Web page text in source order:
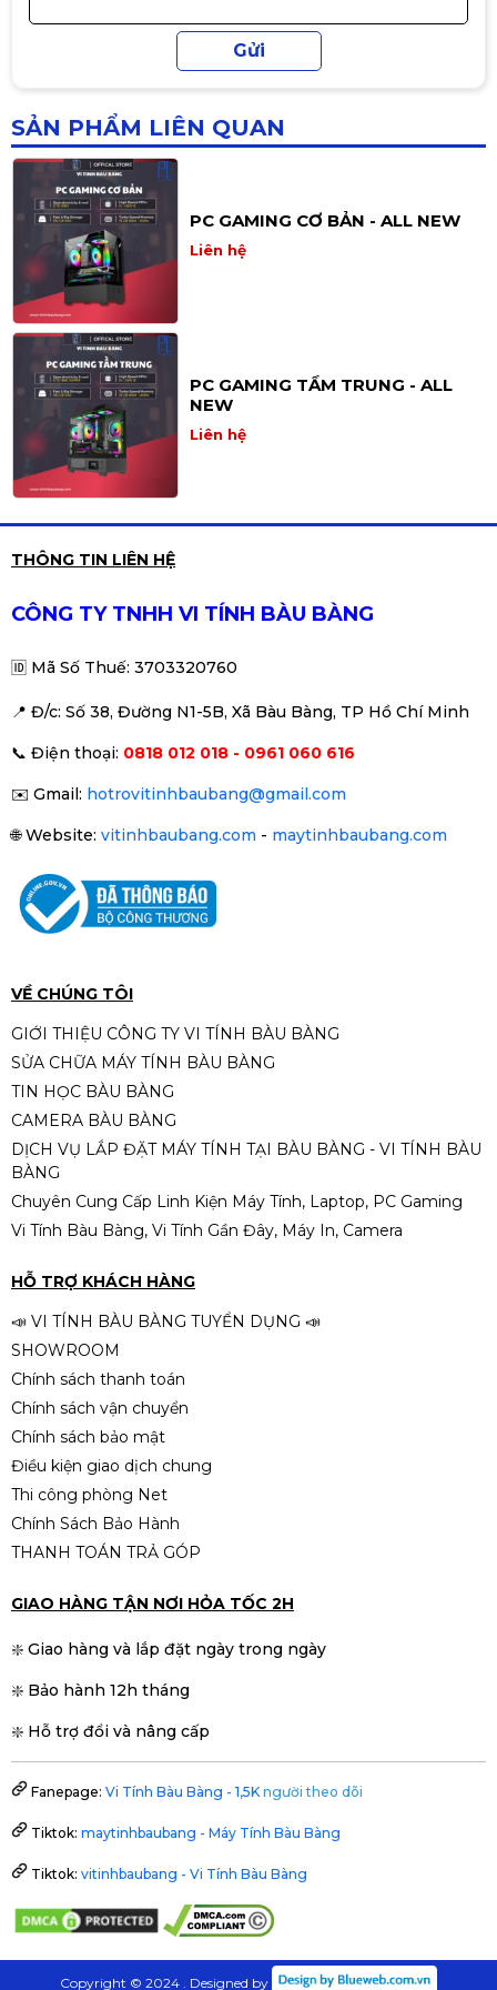
SẢN PHẨM LIÊN QUAN
PC H410 – i3-10100F | RAM 16GB |
SSD 256GB | Nguồn 500W – Cấu
hình tối ưu cho làm việc & giải trí
Liên hệ
PC GAMING CƠ BẢN - ALL NEW
Liên hệ
PC GAMING TẦM TRUNG - ALL
NEW
Liên hệ
RAM 16GB\ SSD 256
Liên hệ
SSD256G/ Card 1050/ Nguồn
PC/ i5-6500/ Main H110/ Card
1050/ Ram16G / SSD 256G /
làm việc, đồ họa và gaming
SSD 256GB | Nguồn 500W – Sức
mạnh tối ưu cho làm việc &
gaming
THÔNG TIN LIÊN HỆ
CÔNG TY TNHH VI TÍNH BÀU BÀNG
🆔 Mã Số Thuế: 3703320760
📍 Đ/c: Số 38, Đường N1-5B, Xã Bàu Bàng, TP Hồ Chí Minh
📞 Điện thoại: 0818 012 018 - 0961 060 616
✉️ Gmail: hotrovitinhbaubang@gmail.com
🌐Website: vitinhbaubang.com - maytinhbaubang.com
VỀ CHÚNG TÔI
GIỚI THIỆU CÔNG TY VI TÍNH BÀU BÀNG
SỬA CHỮA MÁY TÍNH BÀU BÀNG
TIN HỌC BÀU BÀNG
CAMERA BÀU BÀNG
DỊCH VỤ LẮP ĐẶT MÁY TÍNH TẠI BÀU BÀNG - VI TÍNH BÀU
BÀNG
Chuyên Cung Cấp Linh Kiện Máy Tính, Laptop, PC Gaming
Vi Tính Bàu Bàng, Vi Tính Gần Đây, Máy In, Camera
HỖ TRỢ KHÁCH HÀNG
📣 VI TÍNH BÀU BÀNG TUYỂN DỤNG 📣
SHOWROOM
Chính sách thanh toán
Chính sách vận chuyển
Chính sách bảo mật
Điều kiện giao dịch chung
Thi công phòng Net
Chính Sách Bảo Hành
THANH TOÁN TRẢ GÓP
GIAO HÀNG TẬN NƠI HỎA TỐC 2H
❇️ Giao hàng và lắp đặt ngày trong ngày
❇️ Bảo hành 12h tháng
❇️ Hỗ trợ đổi và nâng cấp
Fanepage: Vi Tính Bàu Bàng - 1,5K người theo dõi
Tiktok: maytinhbaubang - Máy Tính Bàu Bàng
Tiktok: vitinhbaubang - Vi Tính Bàu Bàng
Copyright © 2024 . Designed by